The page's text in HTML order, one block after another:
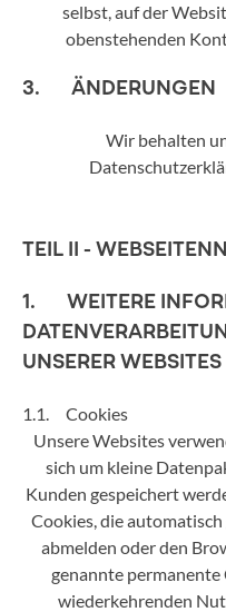
selbst, auf der
obenstehenden
3. ÄNDERUNGEN
Wir behalten
TEIL II -
1. WEITERE
UNSERER WEBSITES
1.1. Cookies
Unsere Websites
sich um kleine
Kunden gespeichert
Cookies, die
abmelden oder den
genannte permanente
wiederkehrenden